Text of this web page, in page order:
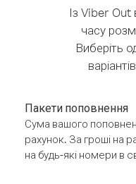
Із Viber
часу
Виберіть
Пакети поповнення
Сума вашого
рахунок. За гроші на
на будь-які номери в